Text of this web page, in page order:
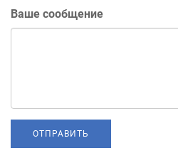
Ваше сообщение